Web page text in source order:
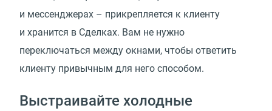
и мессенджерах – прикрепляется к клиенту
и хранится в Сделках. Вам не нужно
переключаться между окнами, чтобы ответить
клиенту привычным для него способом.
Выстраивайте холодные